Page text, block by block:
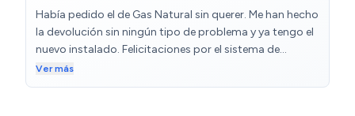
Había pedido el de Gas Natural sin querer. Me han hecho
la devolución sin ningún tipo de problema y ya tengo el
nuevo instalado. Felicitaciones por el sistema de
devoluciones de la marca!
Ver más